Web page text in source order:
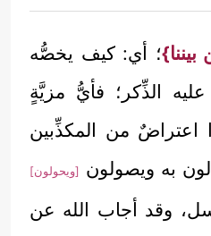
؛ أي: كيف يخصُّه
عليه الذِّكر؛ فأيُّ مزيَّةٍ
اعتراضٌ من المكذِّبين
به ويصولون
[ويحولون]
وقد أجاب الله عن